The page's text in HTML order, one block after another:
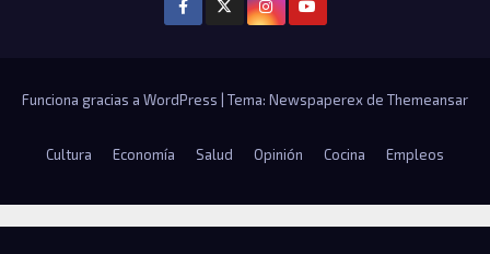
Funciona gracias a WordPress Tema: Newspaperex de Themeansar
Cultura Economía Salud Opinión Cocina Empleos